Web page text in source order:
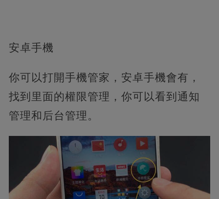
安卓手機
你可以打開手機管家，安卓手機會有，
找到里面的權限管理，你可以看到通知
管理和后台管理。